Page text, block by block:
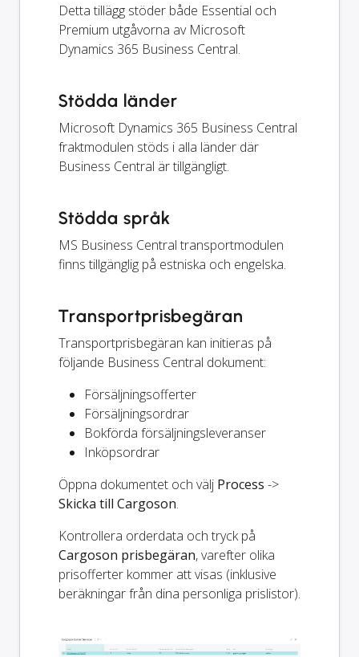
Detta tillägg stöder både Essential och
Premium utgåvorna av Microsoft
Dynamics 365 Business Central.
Stödda länder
Microsoft Dynamics 365 Business Central
fraktmodulen stöds i alla länder där
Business Central är tillgängligt.
Stödda språk
MS Business Central transportmodulen
finns tillgänglig på estniska och engelska.
Transportprisbegäran
Transportprisbegäran kan initieras på
följande Business Central dokument:
Försäljningsofferter
Försäljningsordrar
Bokförda försäljningsleveranser
Inköpsordrar
Öppna dokumentet och välj Process ->
Skicka till Cargoson.
Kontrollera orderdata och tryck på
Cargoson prisbegäran, varefter olika
prisofferter kommer att visas (inklusive
beräkningar från dina personliga prislistor).